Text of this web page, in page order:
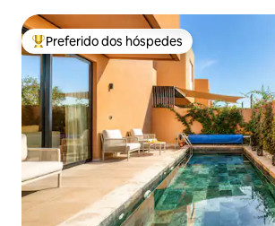
Entre os melhores preferidos dos hóspedes
Preferido dos hóspedes